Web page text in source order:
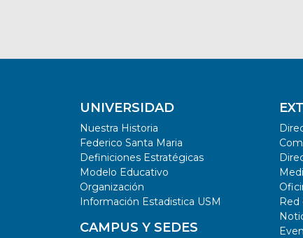
UNIVERSIDAD
Nuestra Historia
Federico Santa Maria
Definiciones Estratégicas
Modelo Educativo
Organización
Información Estadistica USM
CAMPUS Y SEDES
Red